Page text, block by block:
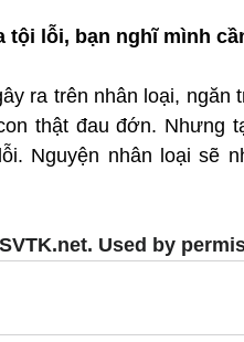
tội lỗi, bạn nghĩ mình
ra trên nhân loại,
thật đau đớn. Nhưng
Nguyện nhân loại sẽ
Used by